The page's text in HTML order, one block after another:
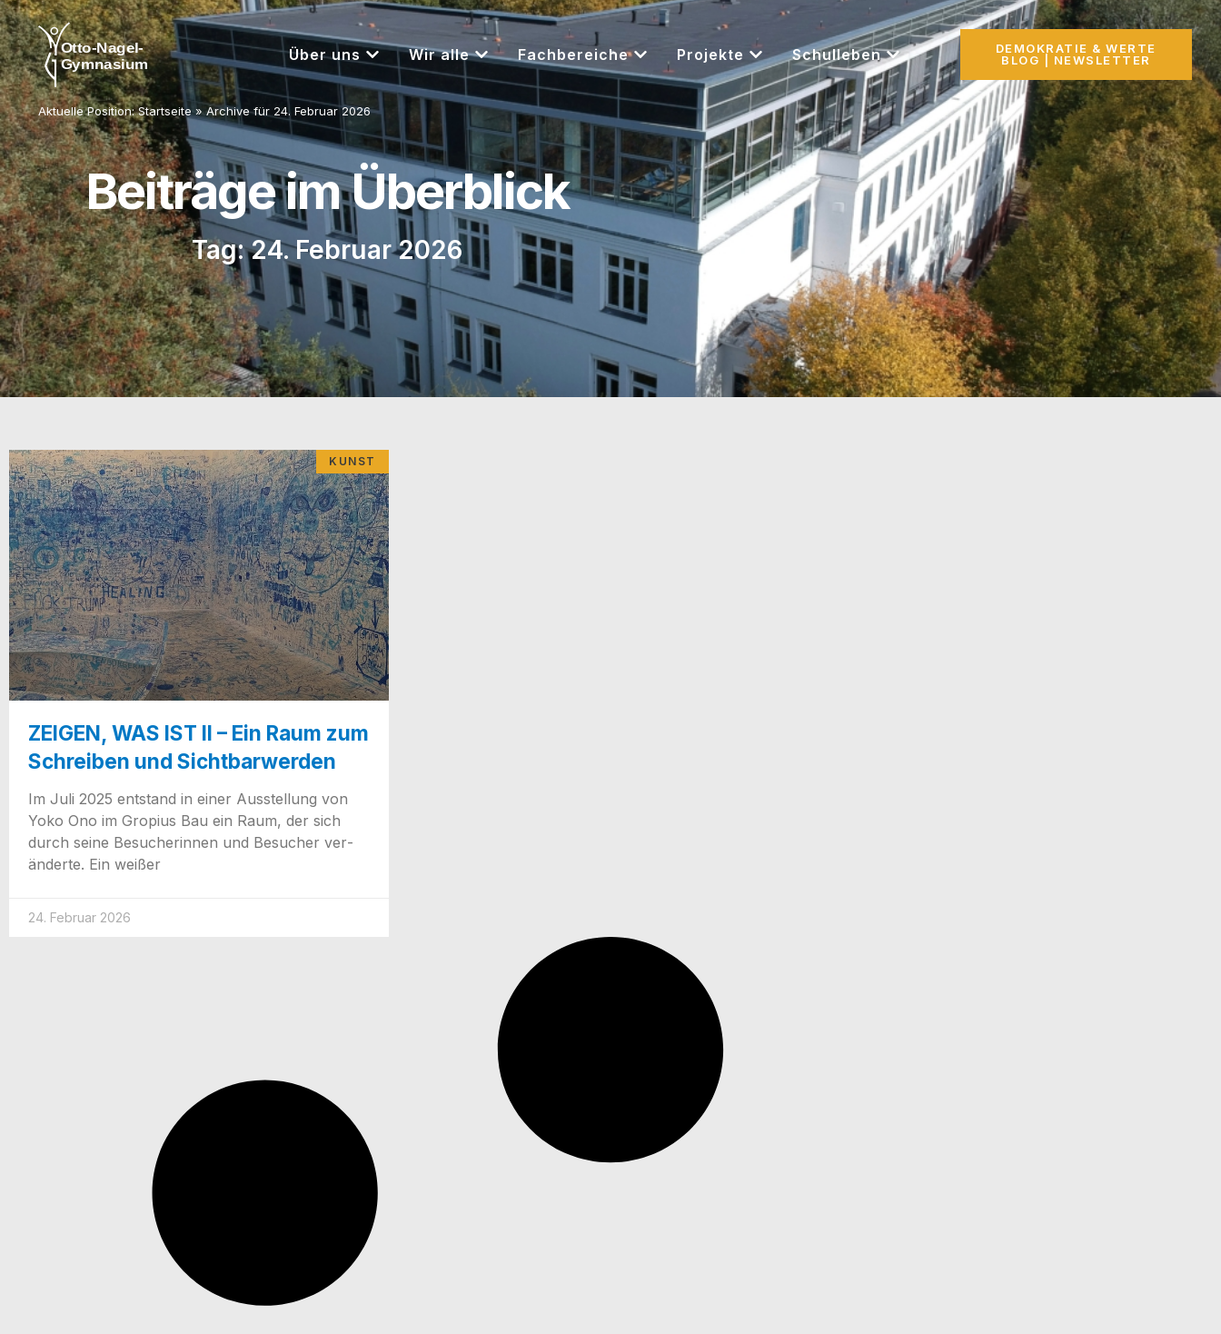
Über uns Wir alle Fachbereiche Projekte Schulleben
DEMOKRATIE & WERTE
BLOG | NEWSLETTER
Aktuelle Position:Startseite »Archive für 24. Februar 2026
Beiträge im Überblick
Tag: 24. Februar 2026
KUNST
ZEIGEN, WAS IST II – Ein Raum zum
Schreiben und Sichtbarwerden
Im Juli 2025 ent­stand in einer Aus­stel­lung von
Yoko Ono im Gro­pi­us Bau ein Raum, der sich
durch sei­ne Besu­che­rin­nen und Besu­cher ver­
än­der­te. Ein weißer
24. Februar 2026